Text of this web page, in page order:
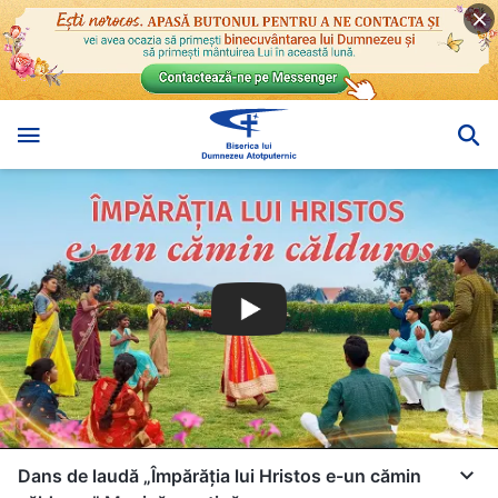
Dans de laudă „Împărăția lui Hristos e-un cămin